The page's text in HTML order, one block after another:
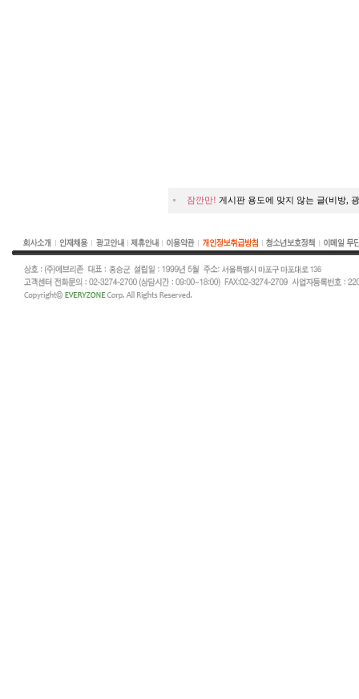
잠깐만! 게시판 용도에 맞지 않는 글(비방,